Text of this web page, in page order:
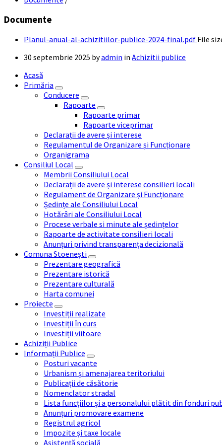
Documente
Planul-anual-al-achizitiilor-publice-2024-final.pdf File
30 septembrie 2025 byadmin in Achizitii publice
Acasă
Primăria
Conducere
Rapoarte
Rapoarte primar
Rapoarte viceprimar
Declarații de avere și interese
Regulamentul de Organizare și Funcționare
Organigrama
Consiliul Local
Membrii Consiliului Local
Declarații de avere și interese consilieri locali
Regulament de Organizare și Funcționare
Ședințe ale Consiliului Local
Hotărâri ale Consiliului Local
Procese verbale si minute ale ședințelor
Rapoarte de activitate consilieri locali
Anunțuri privind transparența decizională
Comuna Stoenești
Prezentare geografică
Prezentare istorică
Prezentare culturală
Harta comunei
Proiecte
Investiții realizate
Investiții în curs
Investiții viitoare
Achiziții Publice
Informații Publice
Posturi vacante
Urbanism și amenajarea teritoriului
Publicații de căsătorie
Nomenclator stradal
Lista funcțiilor și a personalului plătit din fonduri
Anunțuri promovare examene
Registrul agricol
Impozite și taxe locale
Asistență socială